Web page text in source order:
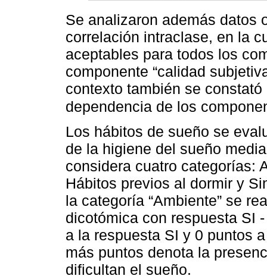
Se analizaron además datos
correlación intraclase, en la
aceptables para todos los
componente “calidad
contexto también se
dependencia de los
Los hábitos de sueño se
de la higiene del sueño
considera cuatro categorías:
Hábitos previos al dormir y
la categoría “Ambiente” se
dicotómica con respuesta SI
a la respuesta SI y 0 puntos
más puntos denota la
dificultan el sueño.